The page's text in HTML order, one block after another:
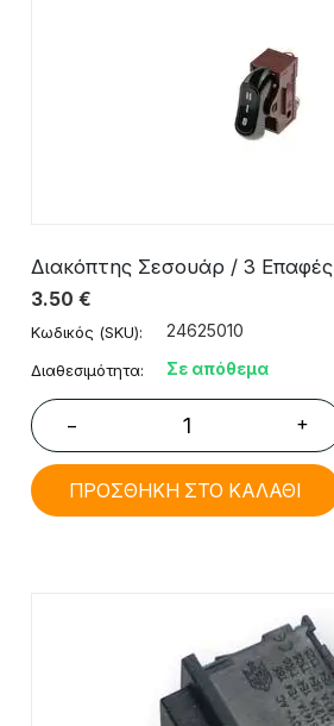
Διακόπτης Σεσουάρ / 3 Επαφές
3.50 €
Κωδικός (SKU): 24625010
Διαθεσιμότητα: Σε απόθεμα
− +
ΠΡΟΣΘΗΚΗ ΣΤΟ ΚΑΛΑΘΙ